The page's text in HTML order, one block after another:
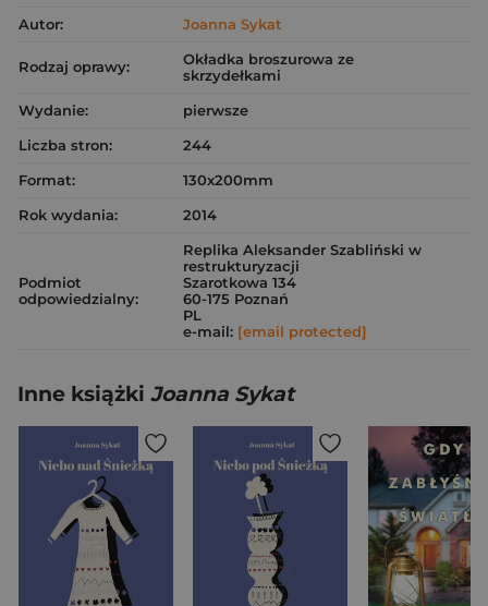
Autor: Joanna Sykat
Rodzaj oprawy:
Okładka broszurowa ze
skrzydełkami
Wydanie:
pierwsze
Liczba stron:
244
Format:
130x200mm
Rok wydania:
2014
Podmiot
odpowiedzialny:
Replika Aleksander Szabliński w
restrukturyzacji
Szarotkowa 134
60-175 Poznań
PL
e-mail: [email protected]
Inne książki Joanna Sykat